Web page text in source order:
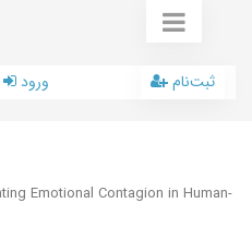
ورود ثبت‌نام
Emotional Contagion in Human-